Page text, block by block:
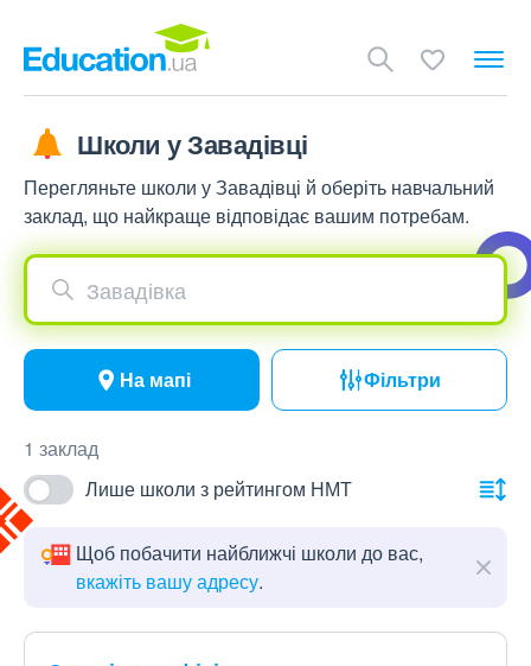
Школи у Завадівці
Перегляньте школи у Завадівці й оберіть навчальний
заклад, що найкраще відповідає вашим потребам.
Завадівка
На мапі Фільтри
1 заклад
Лише школи з рейтингом НМТ
Щоб побачити найближчі школи до вас,
вкажіть вашу адресу.